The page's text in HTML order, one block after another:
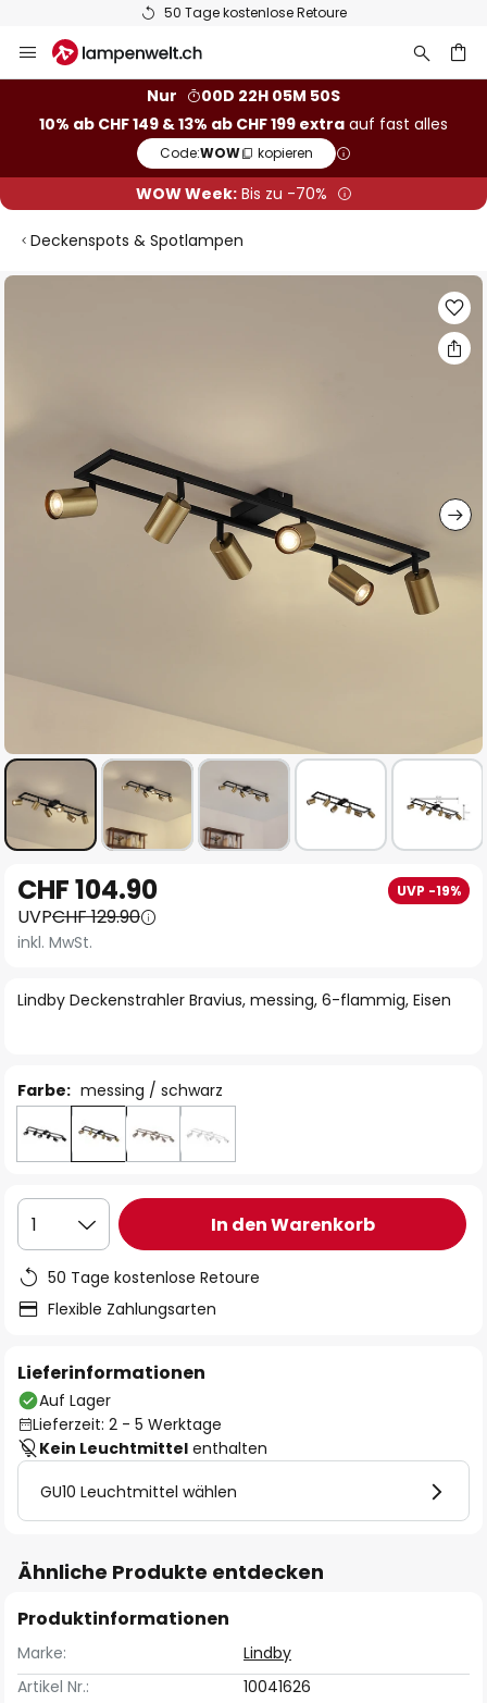
50 Tage kostenlose Retoure
Inhalt
Nur
00D 22H 05M 50S
10% ab CHF 149 & 13% ab CHF 199 extra auf fast alles
Code:WOW kopieren
WOW Week:Bis zu -70%
Deckenspots & Spotlampen
Zum
Anfang
der
Bildgalerie
Lindby Deckenstrahler Bravius, messing, 6-flammig, Eisen
CHF 104.90 UVP -19%
UVPCHF 129.90
inkl. MwSt.
Farbe: messing / schwarz
1 In den Warenkorb
50 Tage kostenlose Retoure
Flexible Zahlungsarten
Lieferinformationen
Auf Lager
Lieferzeit: 2 - 5 Werktage
Kein Leuchtmittel enthalten
GU10 Leuchtmittel wählen
Ähnliche Produkte entdecken
Produktinformationen
Marke:
Lindby
Artikel Nr.:
10041626